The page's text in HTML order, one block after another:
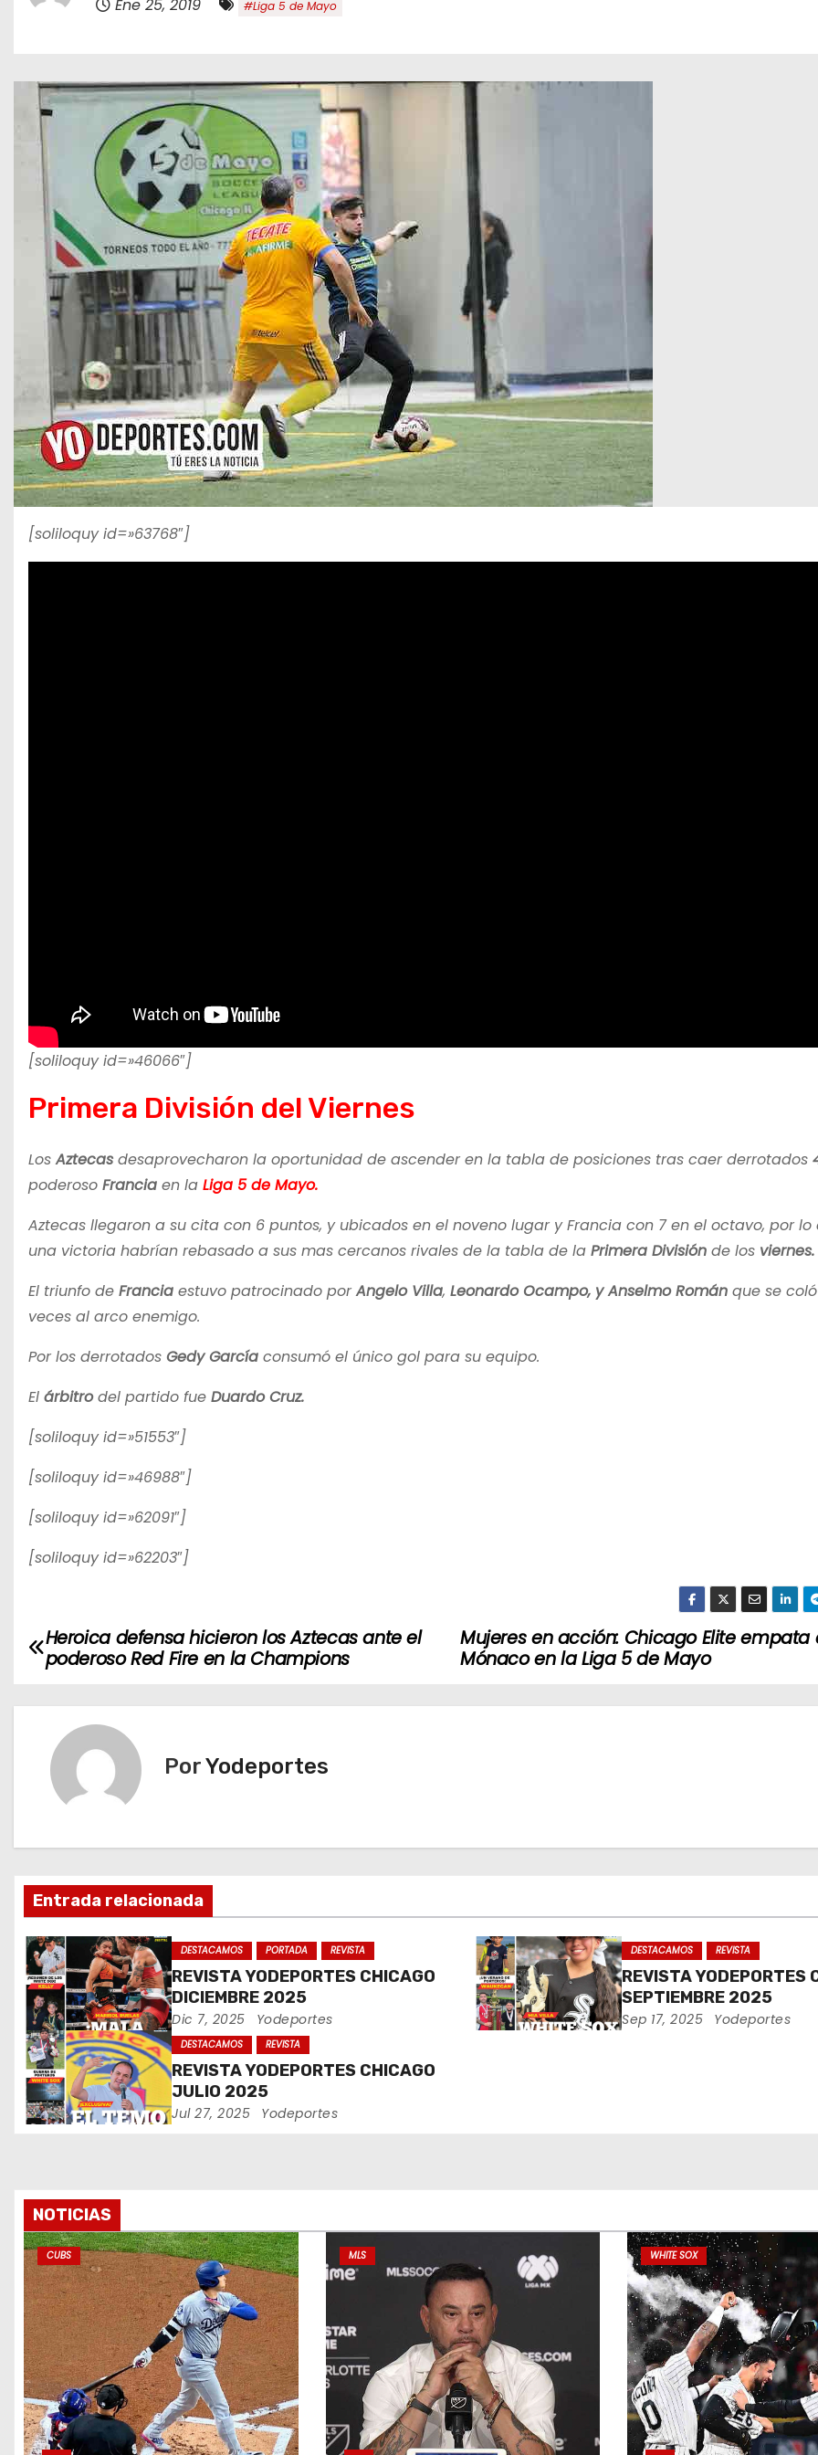
Ene 25, 2019 #Liga 5 de Mayo
[soliloquy id=»63768″]
[soliloquy id=»46066″]
Primera División del Viernes
LosAztecasdesaprovecharon la oportunidad de ascender en la tabla de posiciones tras caer derrotados
poderoso Francia en la Liga 5 de Mayo.
Aztecas llegaron a su cita con 6 puntos, y ubicados en el noveno lugar y Francia con 7 en el octavo, por lo
una victoria habrían rebasado a sus mas cercanos rivales de la tabla de la Primera División de los viernes.
El triunfo de Francia estuvo patrocinado porAngelo Villa, Leonardo Ocampo, y Anselmo Román que se
veces al arco enemigo.
Por los derrotados Gedy García consumó el único gol para su equipo.
El árbitrodel partido fue Duardo Cruz.
[soliloquy id=»51553″]
[soliloquy id=»46988″]
[soliloquy id=»62091″]
[soliloquy id=»62203″]
N
i
ó
n
d
e
e
r
a
d
a
s
Mujeres en acción: Chicago Elite empata
Mónaco en la Liga 5 de Mayo
Heroica defensa hicieron los Aztecas ante el
poderoso Red Fire en la Champions
PorYodeportes
Entrada relacionada
DESTACAMOS PORTADA REVISTA
REVISTA YODEPORTES CHICAGO
DICIEMBRE 2025
Dic 7, 2025 Yodeportes
DESTACAMOS REVISTA
REVISTA YODEPORTES
SEPTIEMBRE 2025
Sep 17, 2025 Yodeportes
DESTACAMOS REVISTA
REVISTA YODEPORTES CHICAGO
JULIO 2025
Jul 27, 2025 Yodeportes
NOTICIAS
CUBS MLS WHITE SOX